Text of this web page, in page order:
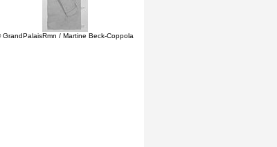
GrandPalaisRmn / Martine Beck-Coppola